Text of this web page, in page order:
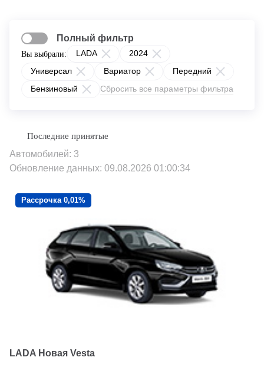
Вы выбрали: LADA
2024
Универсал
Вариатор
Передний
Бензиновый
Сбросить все параметры фильтра
Полный фильтр
Автомобилей: 3
Обновление данных: 09.08.2026 01:00:34
Рассрочка 0,01%
LADA Новая Vesta